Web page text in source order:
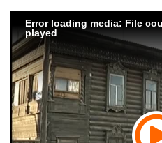
Error loading media: File
played